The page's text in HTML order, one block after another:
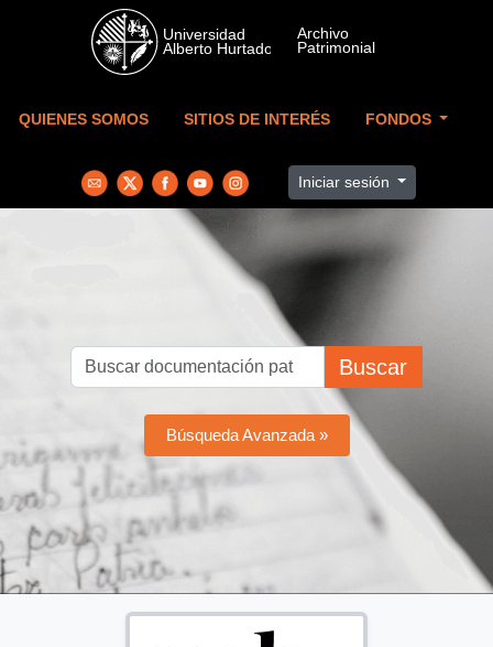
Skip to main content
QUIENES SOMOS SITIOS DE INTERÉS FONDOS
Iniciar sesión
Buscar
Búsqueda Avanzada »